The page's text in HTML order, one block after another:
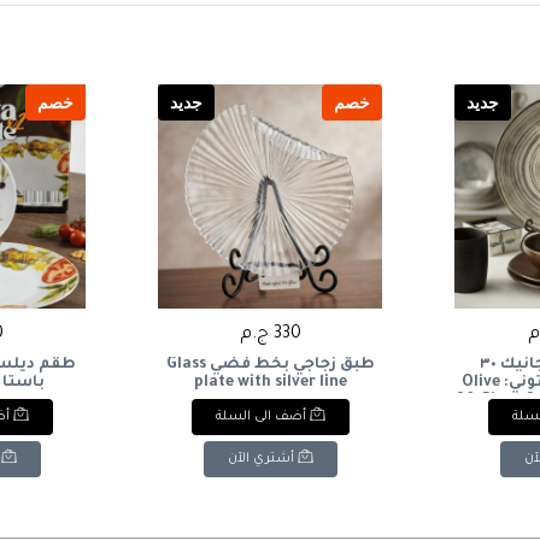
جديد
طقم عشاء أورجانيك ٣٠
قطعة - أوليف (زيتوني: Olive
30-Piece
خصم جديد
330 ج.م
طبق زجاجي بخط فضي Glass
plate with silver line
أضف الى السلة
أشتري الآن
خصم
طقم
باستا 2قطعه